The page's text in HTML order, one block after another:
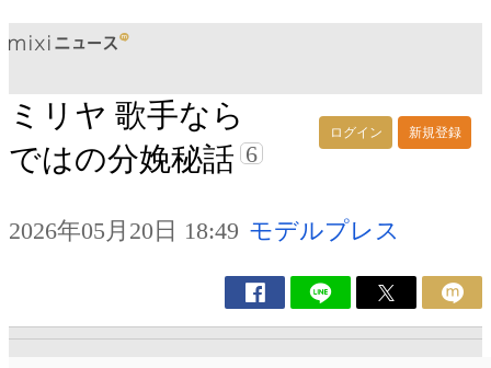
ログイン 新規登録
ミリヤ 歌手なら
ではの分娩秘話 6
2026年05月20日 18:49 モデルプレス